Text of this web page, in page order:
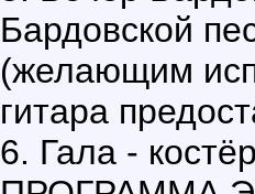
Бардовской
(желающим
гитара
6. Гала -